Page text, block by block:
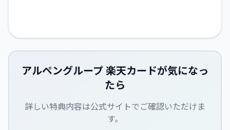
アルペングループ 楽天カードが気になっ
たら
詳しい特典内容は公式サイトでご確認いただけま
す。